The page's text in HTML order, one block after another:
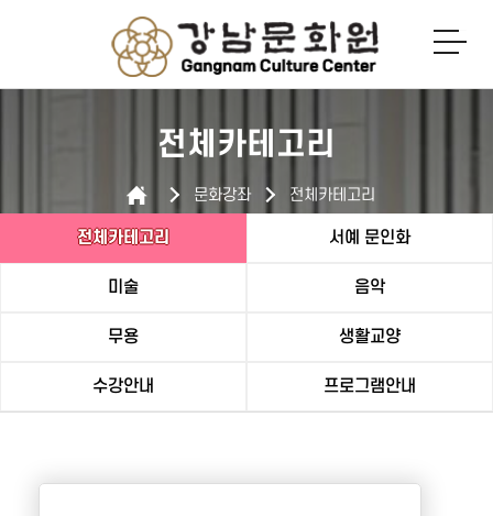
로그인
전체카테고리
문화강좌 전체카테고리
전체카테고리 서예 문인화
미술 음악
무용 생활교양
수강안내 프로그램안내